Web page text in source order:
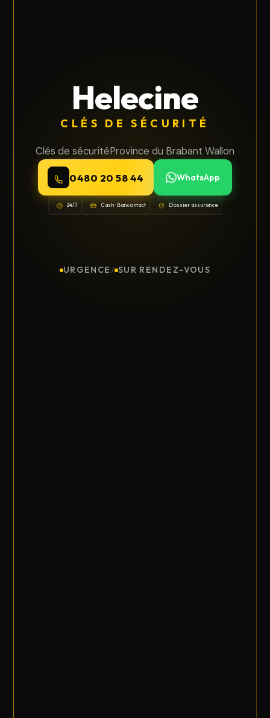
Helecine
CLÉS DE SÉCURITÉ
Clés de sécuritéProvince du Brabant Wallon
0480 20 58 44 WhatsApp
24/7 Cash · Bancontact Dossier assurance
URGENCE / SUR RENDEZ-VOUS